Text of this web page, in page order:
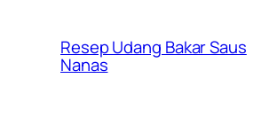
Resep Udang Bakar Saus
Nanas